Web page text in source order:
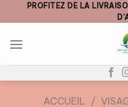
to
PROFITEZ DE LA
ACCUEIL /